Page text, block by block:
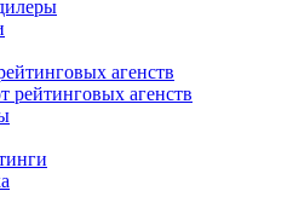
агенств
агенств